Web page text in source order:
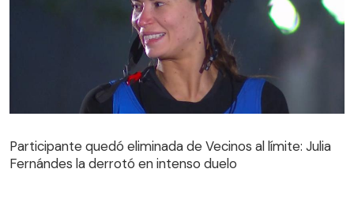
Fernándes la derrotó en intenso duelo
Participante quedó eliminada de Vecinos al límite: Julia
Fernándes la derrotó en intenso duelo